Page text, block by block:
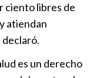
ciento libres de
atiendan
es un derecho